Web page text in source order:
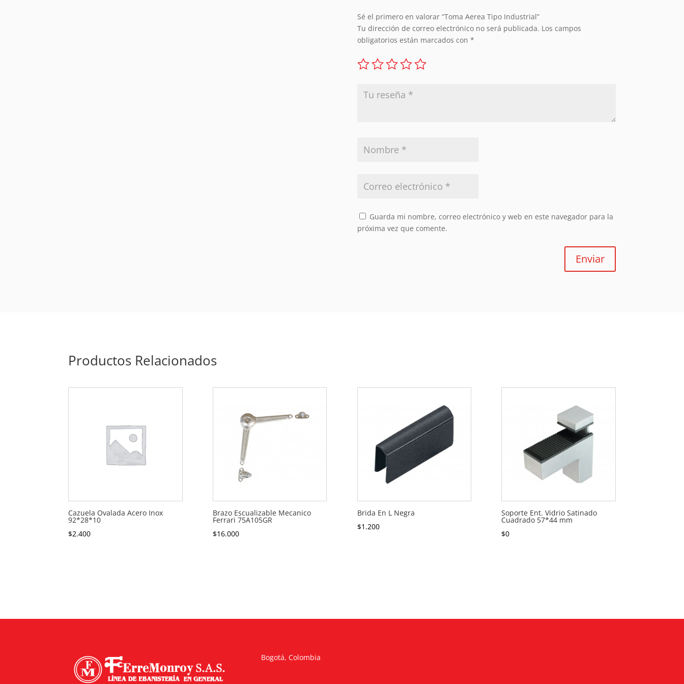
Sé el primero en valorar “Toma Aerea Tipo Industrial”
Tu dirección de correo electrónico no será publicada. Los campos
obligatorios están marcados con *
Guarda mi nombre, correo electrónico y web en este navegador para la
próxima vez que comente.
Enviar
Productos Relacionados
Cazuela Ovalada Acero Inox
92*28*10
$2.400
Brazo Escualizable Mecanico
Ferrari 75A105GR
$16.000
Brida En L Negra
$1.200
Soporte Ent. Vidrio Satinado
Cuadrado 57*44 mm
$0
Bogotá, Colombia